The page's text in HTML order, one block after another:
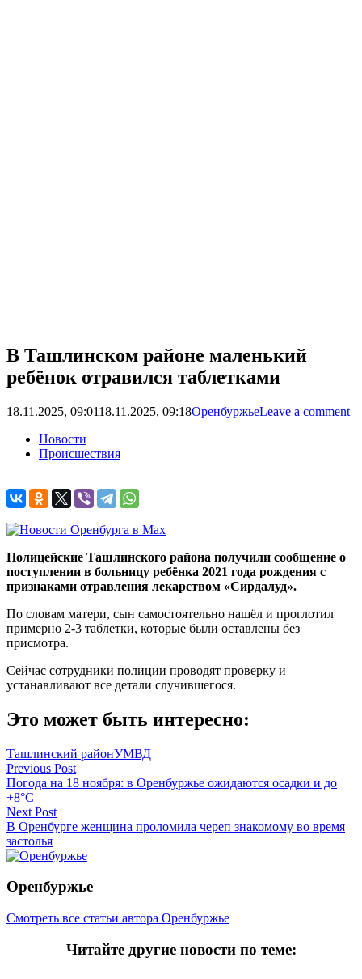
В Ташлинском районе маленький
ребёнок отравился таблетками
18.11.2025, 09:0118.11.2025, 09:18ОренбуржьеLeave a comment
Новости
Происшествия
Полицейские Ташлинского района получили сообщение о
поступлении в больницу ребёнка 2021 года рождения с
признаками отравления лекарством «Сирдалуд».
По словам матери, сын самостоятельно нашёл и проглотил
примерно 2-3 таблетки, которые были оставлены без
присмотра.
Сейчас сотрудники полиции проводят проверку и
устанавливают все детали случившегося.
Это может быть интересно:
Ташлинский районУМВД
Навигация
по
записям
Previous Post
Погода на 18 ноября: в Оренбуржье ожидаются осадки и до
+8°C
Next Post
В Оренбурге женщина проломила череп знакомому во время
застолья
Оренбуржье
Смотреть все статьи автора Оренбуржье
Читайте другие новости по теме: